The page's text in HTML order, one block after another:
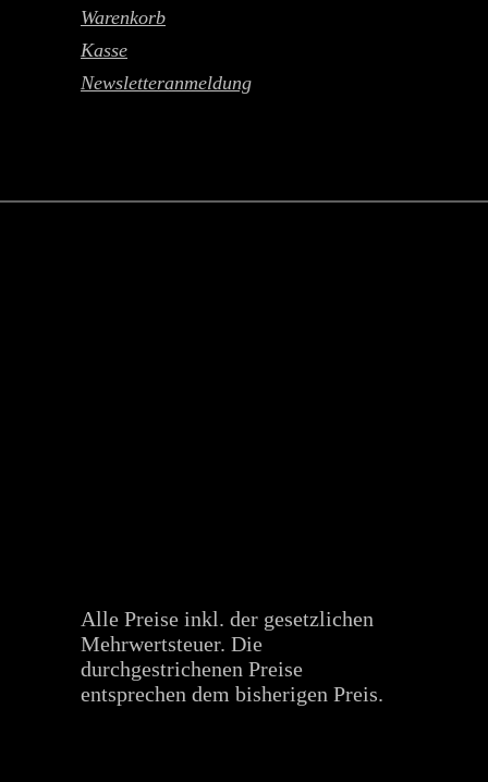
Warenkorb
Kasse
Newsletteranmeldung
Alle Preise inkl. der gesetzlichen
Mehrwertsteuer. Die
durchgestrichenen Preise
entsprechen dem bisherigen Preis.